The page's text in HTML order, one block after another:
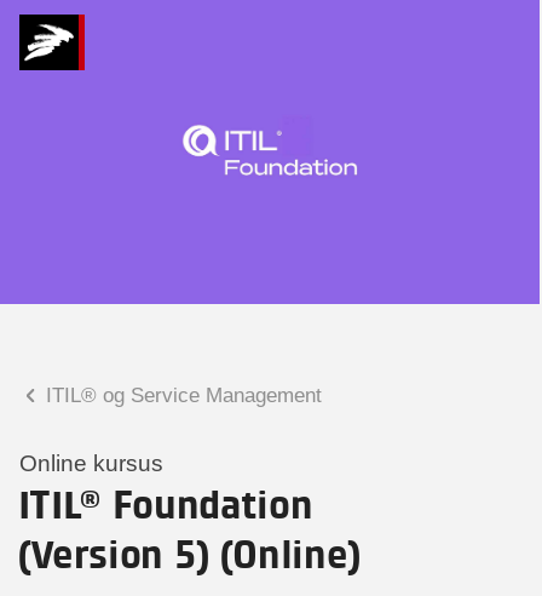
ITIL® og Service Management
Online kursus
ITIL® Foundation
(Version 5) (Online)
Malene Kjærsgaard